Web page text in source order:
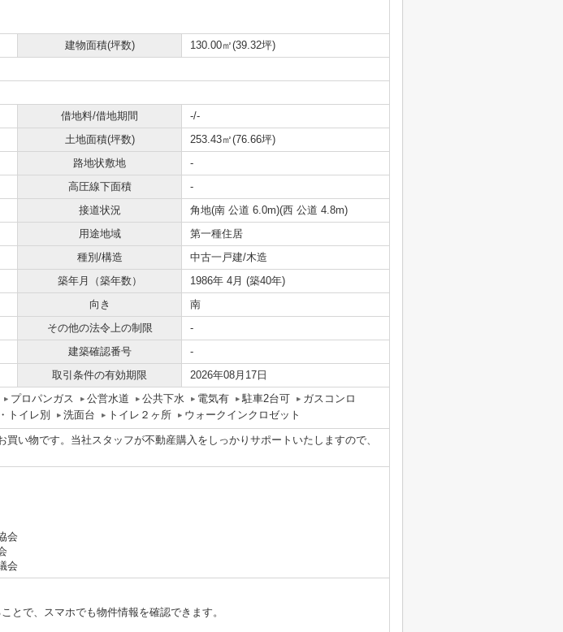
建物面積(坪数)
130.00㎡(39.32坪)
借地料/借地期間
-/-
土地面積(坪数)
253.43㎡(76.66坪)
路地状敷地
-
高圧線下面積
-
接道状況
角地(南 公道 6.0m)(西 公道 4.8m)
用途地域
第一種住居
種別/構造
中古一戸建/木造
築年月（築年数）
1986年 4月 (築40年)
向き
南
その他の法令上の制限
-
建築確認番号
-
取引条件の有効期限 2026年08月17日
プロパンガス 公営水道 公共下水 電気有 駐車2台可
ガスコンロ
トイレ別 洗面台 トイレ２ヶ所 ウォークインクロゼット
い物です。当社スタッフが不動産購入をしっかりサポートいたしますので、
会
会
とで、スマホでも物件情報を確認できます。